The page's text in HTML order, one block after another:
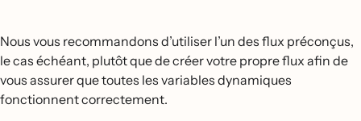
Nous vous recommandons d’utiliser l’un des flux préconçus,
le cas échéant, plutôt que de créer votre propre flux afin de
vous assurer que toutes les variables dynamiques
fonctionnent correctement.